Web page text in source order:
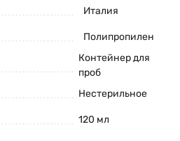
Италия
Полипропилен
Контейнер для
проб
Нестерильное
120 мл